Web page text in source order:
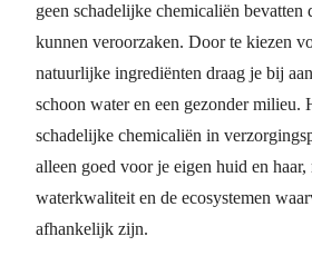
geen schadelijke chemicaliën
kunnen veroorzaken. Door te kiezen
natuurlijke ingrediënten draag je bij
schoon water en een gezonder milieu.
schadelijke chemicaliën in
alleen goed voor je eigen huid en
waterkwaliteit en de ecosystemen
afhankelijk zijn.